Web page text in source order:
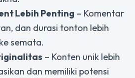
Lebih Penting – Komentar
dan durasi tonton lebih
semata.
– Konten unik lebih
dan memiliki potensi